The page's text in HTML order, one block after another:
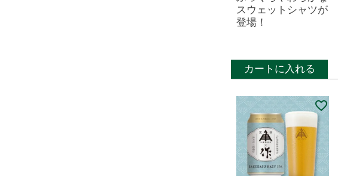
スウェットシャツが
登場！
カートに入れる